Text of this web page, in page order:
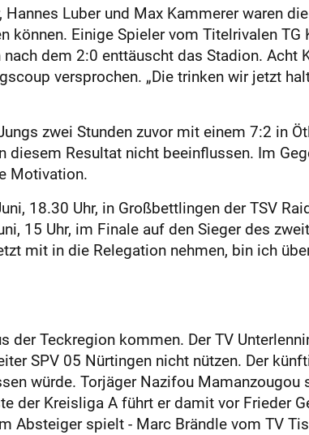
Luber und Max Kammerer waren
Einige Spieler vom Titelrivalen TG
dem 2:0 enttäuscht das Stadion. Acht
versprochen. „Die trinken wir jetzt
zwei Stunden zuvor mit einem 7:2 in
Resultat nicht beeinflussen. Im
Motivation.
18.30 Uhr, in Großbettlingen der TSV
15 Uhr, im Finale auf den Sieger des
mit in die Relegation nehmen, bin ich
Teckregion kommen. Der TV
SPV 05 Nürtingen nicht nützen. Der
würde. Torjäger Nazifou Mamanzougou
der Kreisliga A führt er damit vor Frieder
Absteiger spielt - Marc Brändle vom TV